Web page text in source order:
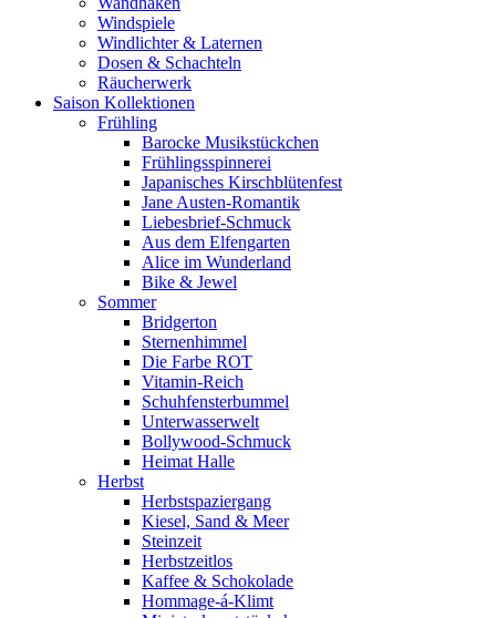
Windspiele
Windlichter & Laternen
Dosen & Schachteln
Räucherwerk
Saison Kollektionen
Frühling
Barocke Musikstückchen
Frühlingsspinnerei
Japanisches Kirschblütenfest
Jane Austen-Romantik
Liebesbrief-Schmuck
Aus dem Elfengarten
Alice im Wunderland
Bike & Jewel
Sommer
Bridgerton
Sternenhimmel
Die Farbe ROT
Vitamin-Reich
Schuhfensterbummel
Unterwasserwelt
Bollywood-Schmuck
Heimat Halle
Herbst
Herbstspaziergang
Kiesel, Sand & Meer
Steinzeit
Herbstzeitlos
Kaffee & Schokolade
Hommage-á-Klimt